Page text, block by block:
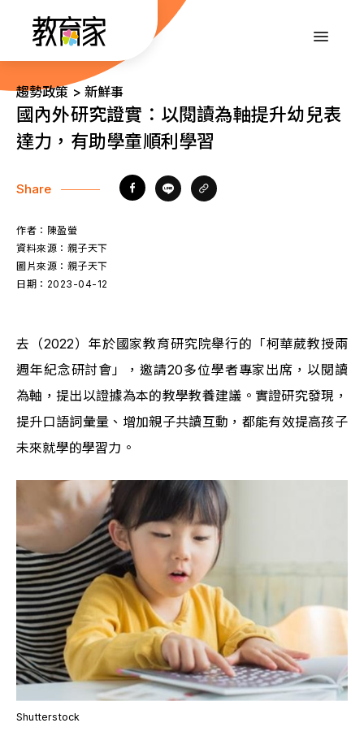
內
::: 趨勢政策 > 新鮮事
國內外研究證實：以閱讀為軸提升幼兒表
達力，有助學童順利學習
Share
作者： 陳盈螢
資料來源： 親子天下
圖片來源： 親子天下
日期： 2023-04-12
去（2022）年於國家教育研究院舉行的「柯華葳教授兩
週年紀念研討會」，邀請20多位學者專家出席，以閱讀
為軸，提出以證據為本的教學教養建議。實證研究發現，
提升口語詞彙量、增加親子共讀互動，都能有效提高孩子
未來就學的學習力。
Shutterstock